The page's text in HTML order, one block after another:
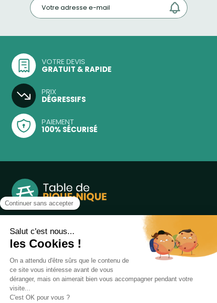
VOTRE DEVIS
GRATUIT & RAPIDE
PRIX
DÉGRESSIFS
PAIEMENT
100% SÉCURISÉ
Notre boutique, spécialisée dans la vente de table de
pique-nique et de plein air, est principalement adressée
aux collectvités, aux entreprises privées et publiques et au
associations.
Infos et contact au04 86 84 05 81
Produits